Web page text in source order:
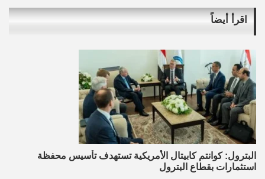
اقرأ أيضاً
البترول: كوانتم كابيتال الأمريكية تستهدف تأسيس محفظة
استثمارات بقطاع البترول